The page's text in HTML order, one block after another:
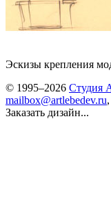
Эскизы крепления
© 1995–2026 Студия
mailbox@artlebedev.ru,
Заказать дизайн...